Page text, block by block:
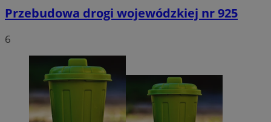
Przebudowa drogi wojewódzkiej nr 925
6